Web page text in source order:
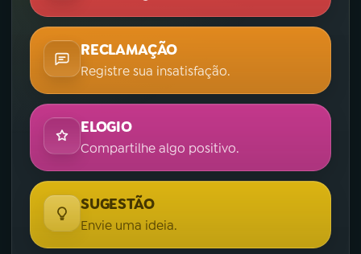
RECLAMAÇÃO
Registre sua insatisfação.
ELOGIO
Compartilhe algo positivo.
SUGESTÃO
Envie uma ideia.